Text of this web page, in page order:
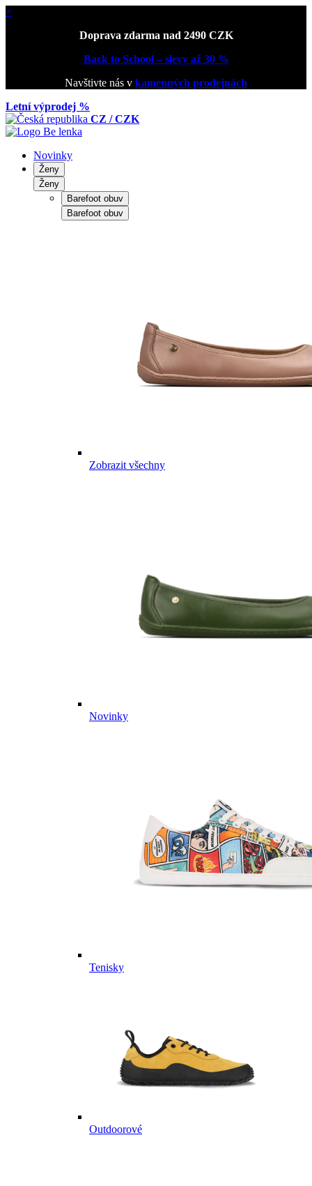
×
Doprava zdarma nad 2490 CZK
Back to School – slevy až 30 %
Navštivte nás v kamenných prodejnách
Letní výprodej %
CZ / CZK
Novinky
Ženy
Ženy
Barefoot obuv
Barefoot obuv
Zobrazit všechny
Novinky
Tenisky
Outdoorové